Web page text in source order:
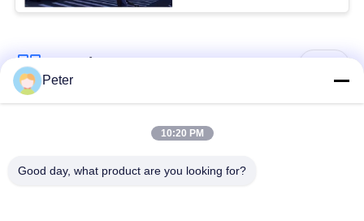
DU
SITE
POLITIQUE
Catégories populaires
Affichage LED fixe
Peter
10:20 PM
Good day, what product are you looking for?